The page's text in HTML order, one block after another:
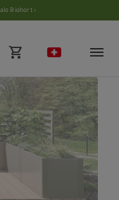
Biohort ›
shopping_cart